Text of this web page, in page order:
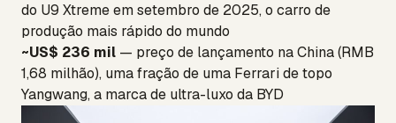
do U9 Xtreme em setembro de 2025, o carro de
produção mais rápido do mundo
~US$ 236 mil — preço de lançamento na China (RMB
1,68 milhão), uma fração de uma Ferrari de topo
Yangwang, a marca de ultra-luxo da BYD